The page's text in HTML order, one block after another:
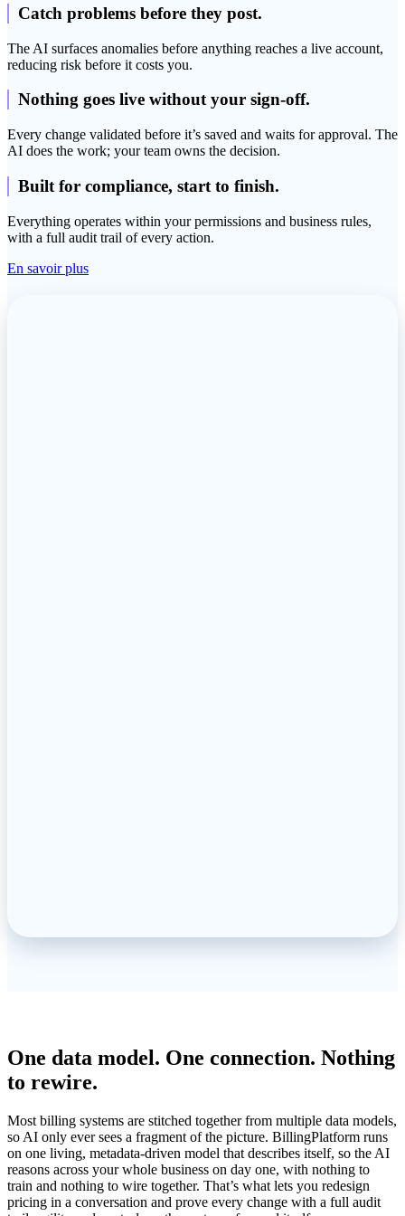
Catch problems before they post.
The AI surfaces anomalies before anything reaches a live account,
reducing risk before it costs you.
Nothing goes live without your sign-off.
Every change validated before it’s saved and waits for approval. The
AI does the work; your team owns the decision.
Built for compliance, start to finish.
Everything operates within your permissions and business rules,
with a full audit trail of every action.
En savoir plus
One data model. One connection. Nothing
to rewire.
Most billing systems are stitched together from multiple data models,
so AI only ever sees a fragment of the picture. BillingPlatform runs
on one living, metadata-driven model that describes itself, so the AI
reasons across your whole business on day one, with nothing to
train and nothing to wire together. That’s what lets you redesign
pricing in a conversation and prove every change with a full audit